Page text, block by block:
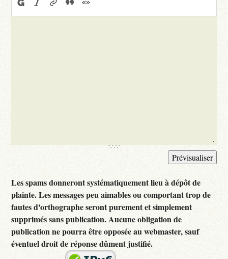
Les spams donneront systématiquement lieu à dépôt de
plainte. Les messages peu aimables ou comportant trop de
fautes d'orthographe seront purement et simplement
supprimés sans publication. Aucune obligation de
publication ne pourra être opposée au webmaster, sauf
éventuel droit de réponse dûment justifié.